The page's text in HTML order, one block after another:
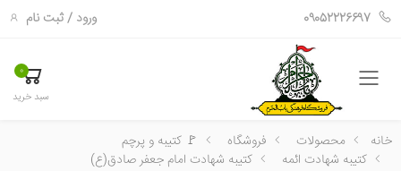
09052226697 ورود /ثبت نام
فهرست
0
سبد خرید
خانه محصولات فروشگاه
🚩 کتیبه و پرچم
کتیبه شهادت ائمه
کتیبه شهادت امام جعفر صادق(ع)